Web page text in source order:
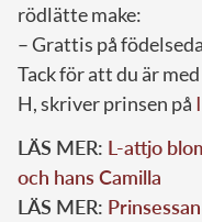
rödlätte make:
– Grattis på
Tack för att du är
H, skriver prinsen på
LÄS MER: L-attjo
och hans Camilla
LÄS MER: